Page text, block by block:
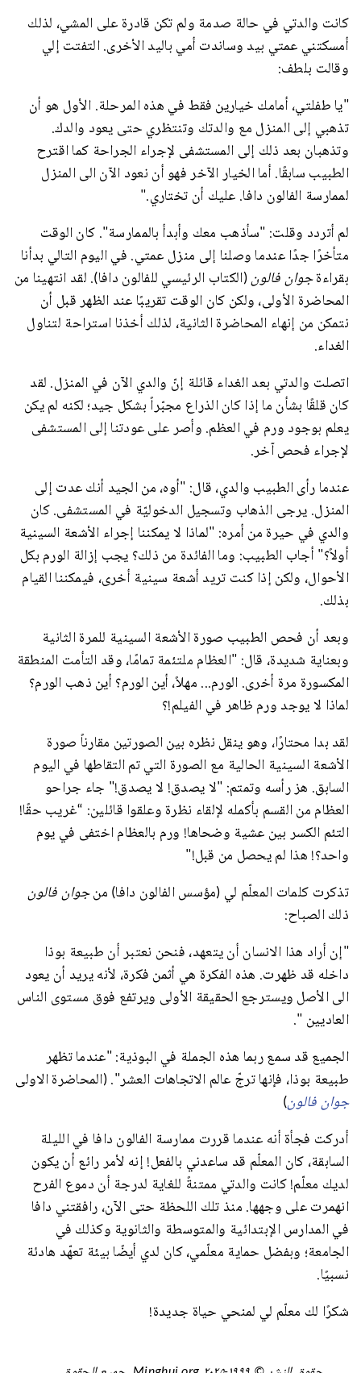
كانت والدتي في حالة صدمة ولم تكن قادرة على المشي، لذلك
أمسكتني عمتي بيد وساندت أمي باليد الأخرى. التفتت إلي
وقالت بلطف:
"يا طفلتي، أمامك خيارين فقط في هذه المرحلة. الأول هو أن
تذهبي إلى المنزل مع والدتك وتنتظري حتى يعود والدك.
وتذهبان بعد ذلك إلى المستشفى لإجراء الجراحة كما اقترح
الطبيب سابقًا. أما الخيار الآخر فهو أن نعود الآن الى المنزل
لممارسة الفالون دافا. عليك أن تختاري."
لم أتردد وقلت: "سأذهب معك وأبدأ بالممارسة". كان الوقت
متأخرًا جدًا عندما وصلنا إلى منزل عمتي. في اليوم التالي بدأنا
بقراءةجوان فالون(الكتاب الرئيسي للفالون دافا). لقد انتهينا من
المحاضرة الأولى، ولكن كان الوقت تقريبًا عند الظهر قبل أن
نتمكن من إنهاء المحاضرة الثانية، لذلك أخذنا استراحة لتناول
الغداء.
اتصلت والدتي بعد الغداء قائلة إنّ والدي الآن في المنزل. لقد
كان قلقًا بشأن ما إذا كان الذراع مجبّراً بشكل جيد؛ لكنه لم يكن
يعلم بوجود ورم في العظم. وأصر على عودتنا إلى المستشفى
لإجراء فحص آخر.
عندما رأى الطبيب والدي، قال: "أوه، من الجيد أنك عدت إلى
المنزل. يرجى الذهاب وتسجيل الدخوليّة في المستشفى. كان
والدي في حيرة من أمره: "لماذا لا يمكننا إجراء الأشعة السينية
أولاً؟" أجاب الطبيب: وما الفائدة من ذلك؟ يجب إزالة الورم بكل
الأحوال، ولكن إذا كنت تريد أشعة سينية أخرى، فيمكننا القيام
بذلك.
وبعد أن فحص الطبيب صورة الأشعة السينية للمرة الثانية
وبعناية شديدة، قال: "العظام ملتئمة تمامًا، وقد التأمت المنطقة
المكسورة مرة أخرى. الورم... مهلاً، أين الورم؟ أين ذهب الورم؟
لماذا لا يوجد ورم ظاهر في الفيلم!؟
لقد بدا محتارًا، وهو ينقل نظره بين الصورتين مقارناً صورة
الأشعة السينية الحالية مع الصورة التي تم التقاطها في اليوم
السابق. هز رأسه وتمتم: "لا يصدق! لا يصدق!" جاء جراحو
العظام من القسم بأكمله لإلقاء نظرة وعلقوا قائلين: “غريب حقًا!
التئم الكسر بين عشية وضحاها! ورم بالعظام اختفى في يوم
واحد؟! هذا لم يحصل من قبل!"
تذكرت كلمات المعلّم لي (مؤسس الفالون دافا) منجوان فالون
ذلك الصباح:
"إن أراد هذا الانسان أن يتعهد، فنحن نعتبر أن طبيعة بوذا
داخله قد ظهرت. هذه الفكرة هي أثمن فكرة، لأنه يريد أن يعود
الى الأصل ويسترجع الحقيقة الأولى ويرتفع فوق مستوى الناس
العاديين ".
الجميع قد سمع ربما هذه الجملة في البوذية: "عندما تظهر
طبيعة بوذا، فإنها ترجّ عالم الاتجاهات العشر". (المحاضرة الاولى
جوان فالون)
أدركت فجأة أنه عندما قررت ممارسة الفالون دافا في الليلة
السابقة، كان المعلّم قد ساعدني بالفعل! إنه لأمر رائع أن يكون
لديك معلّم! كانت والدتي ممتنةً للغاية لدرجة أن دموع الفرح
انهمرت على وجهها. منذ تلك اللحظة حتى الآن، رافقتني دافا
في المدارس الإبتدائية والمتوسطة والثانوية وكذلك في
الجامعة؛ وبفضل حماية معلّمي، كان لدي أيضًا بيئة تعهّد هادئة
نسبيًا.
شكرًا لك معلّم لي لمنحي حياة جديدة!